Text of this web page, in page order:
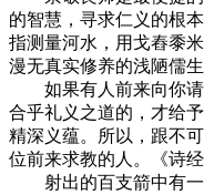
的智慧，寻求仁义的根
指测量河水，用戈舂黍
漫无真实修养的浅陋儒
如果有人前来向你请
合乎礼义之道的，才给
精深义蕴。所以，跟不
位前来求教的人。《诗
射出的百支箭中有一